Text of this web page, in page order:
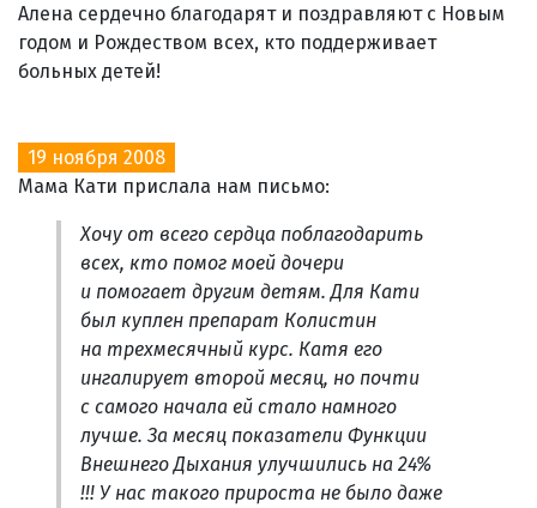
Алена сердечно благодарят и поздравляют с Новым
годом и Рождеством всех, кто поддерживает
больных детей!
19 ноября 2008
Мама Кати прислала нам письмо:
Хочу от всего сердца поблагодарить
всех, кто помог моей дочери
и помогает другим детям. Для Кати
был куплен препарат Колистин
на трехмесячный курс. Катя его
ингалирует второй месяц, но почти
с самого начала ей стало намного
лучше. За месяц показатели Функции
Внешнего Дыхания улучшились на 24%
!!! У нас такого прироста не было даже